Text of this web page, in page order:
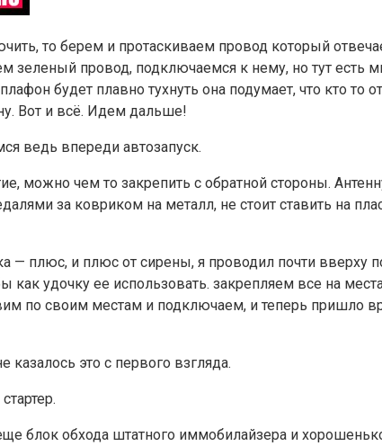
то берем и протаскиваем провод который
провод, подключаемся к нему, но тут есть
будет плавно тухнуть она подумает, что кто
Вот и всё. Идем дальше!
ведь впереди автозапуск.
можно чем то закрепить с обратной стороны.
за ковриком на металл, не стоит ставить на
— плюс, и плюс от сирены, я проводил почти вверху
как удочку ее использовать. закрепляем все на
по своим местам и подключаем, и теперь пришло
это с первого взгляда.
блок обхода штатного иммобилайзера и